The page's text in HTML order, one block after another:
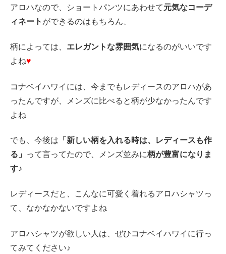
アロハなので、ショートパンツにあわせて元気なコーデ
ィネート ができるのはもちろん、
柄によっては、 エレガントな雰囲気になるのがいいです
よね♥
コナベイハワイには、今までもレディースのアロハがあ
ったんですが、メンズに比べると柄が少なかったんです
よね
でも、今後は 「新しい柄を入れる時は、レディースも作
る」
って言ってたので、メンズ並みに柄が豊富になりま
す♪
レディースだと、こんなに可愛く着れるアロハシャツっ
て、なかなかないですよね
アロハシャツが欲しい人は、ぜひコナベイハワイに行っ
てみてください♪